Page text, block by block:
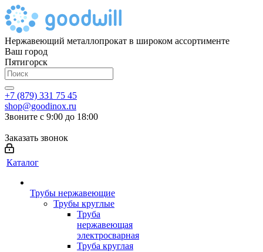
Нержавеющий металлопрокат в широком ассортименте
Ваш город
Пятигорск
+7 (879) 331 75 45
shop@goodinox.ru
Звоните с 9:00 до 18:00
Заказать звонок
Каталог
Трубы нержавеющие
Трубы круглые
Труба
нержавеющая
электросварная
Труба круглая